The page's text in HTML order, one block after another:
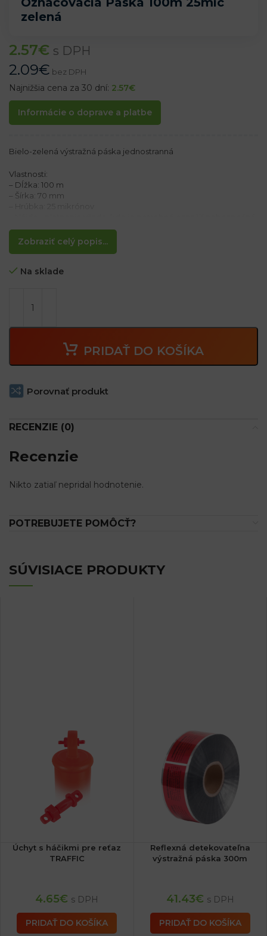
zelená
2.57€ s DPH
2.09€ bez DPH
Najnižšia cena za 30 dní: 2.57€
Informácie o doprave a platbe
Zobraziť celý popis...
Bielo-zelená výstražná páska jednostranná
Vlastnosti:
– Dĺžka: 100 m
– Šírka: 70 mm
miesta
– Páska odolná voči starnutiu a UV lúčom
Na sklade
PRIDAŤ DO KOŠÍKA
Porovnať produkt
RECENZIE (0)
Recenzie
Nikto zatiaľ nepridal hodnotenie.
POTREBUJETE POMÔCŤ?
SÚVISIACE PRODUKTY
Úchyt s háčikmi pre reťaz
TRAFFIC
4.65€ s DPH
PRIDAŤ DO KOŠÍKA
Reflexná detekovateľna
výstražná páska 300m
41.43€ s DPH
PRIDAŤ DO KOŠÍKA